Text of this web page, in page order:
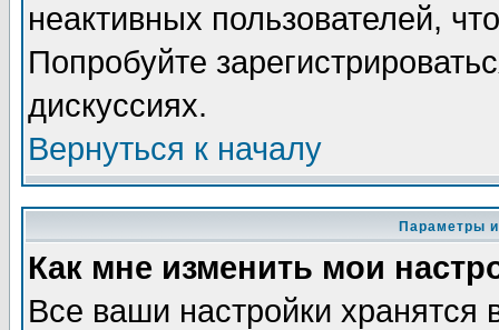
неактивных пользователей,
Попробуйте
дискуссиях.
Вернуться к началу
Параметры
Как мне изменить мои
Все ваши настройки